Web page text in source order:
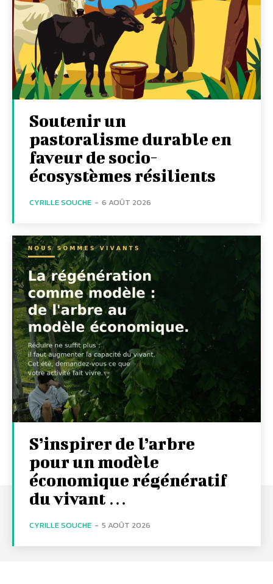
Soutenir un
pastoralisme durable en
faveur de socio-
écosystèmes résilients
CYRILLE SOUCHE - 6 AOÛT 2026
S’inspirer de l’arbre
pour un modèle
économique régénératif
du vivant …
CYRILLE SOUCHE - 5 AOÛT 2026